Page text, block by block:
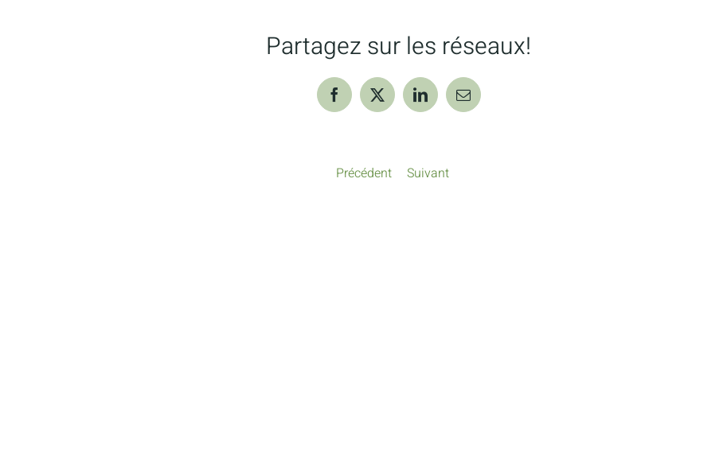
Partagez sur les réseaux!
Facebook
X LinkedInCourriel
Précédent Suivant